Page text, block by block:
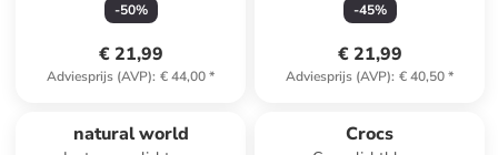
-50%
€ 21,99
Adviesprijs (AVP): € 44,00*
-45%
€ 21,99
Adviesprijs (AVP): € 40,50*
natural world Crocs